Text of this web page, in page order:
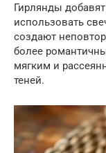
Гирлянды
использовать
создают
более
мягким и
теней.